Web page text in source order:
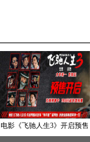
电影《飞驰人生3》开启预售